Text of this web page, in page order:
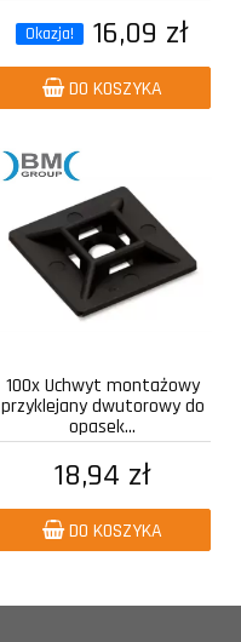
Okazja! 16,09 zł
DO KOSZYKA
100x Uchwyt montażowy
przyklejany dwutorowy do
opasek...
18,94 zł
DO KOSZYKA